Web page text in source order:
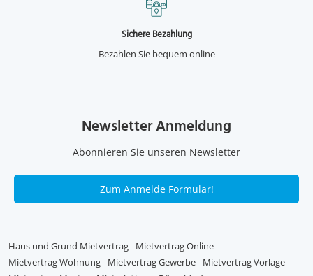
Sichere Bezahlung
Bezahlen Sie bequem online
Newsletter Anmeldung
Abonnieren Sie unseren Newsletter
Zum Anmelde Formular!
Haus und Grund Mietvertrag
Mietvertrag Online
Mietvertrag Wohnung
Mietvertrag Gewerbe
Mietvertrag Vorlage